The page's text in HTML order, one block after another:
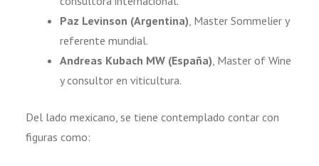
Paz Levinson (Argentina), Master Sommelier y
referente mundial.
Andreas Kubach MW (España), Master of Wine
y consultor en viticultura.
Del lado mexicano, se tiene contemplado contar con
figuras como: